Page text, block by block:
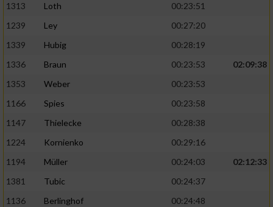
1313
Loth
00:23:51
1239
Ley
00:27:20
1339
Hubig
00:28:19
1336
Braun 00:23:53
02:09:38
1353
Weber
00:23:53
1166
Spies
00:23:58
1147
Thielecke
00:28:38
1224
Kornienko
00:29:16
1194
Müller 00:24:03
02:12:33
1381
Tubic
00:24:37
1136
Berlinghof
00:24:48